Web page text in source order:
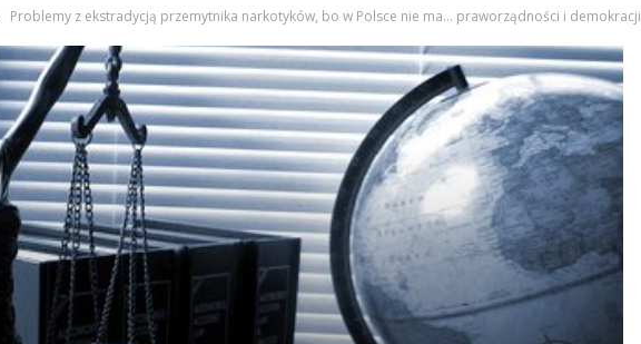
Problemy z ekstradycją przemytnika narkotyków, bo w Polsce nie ma… praworządności i demokracji